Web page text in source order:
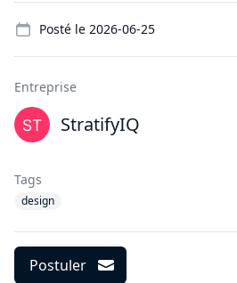
Posté le 2026-06-25
Entreprise
StratifyIQ
Tags
design
Postuler